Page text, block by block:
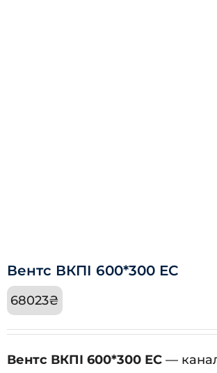
Вентс ВКПІ 600*300 ЕС
68023₴
Вентс ВКПІ 600*300 ЕС —